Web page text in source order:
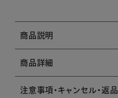
商品説明
商品詳細
注意事項・キャンセル・返品